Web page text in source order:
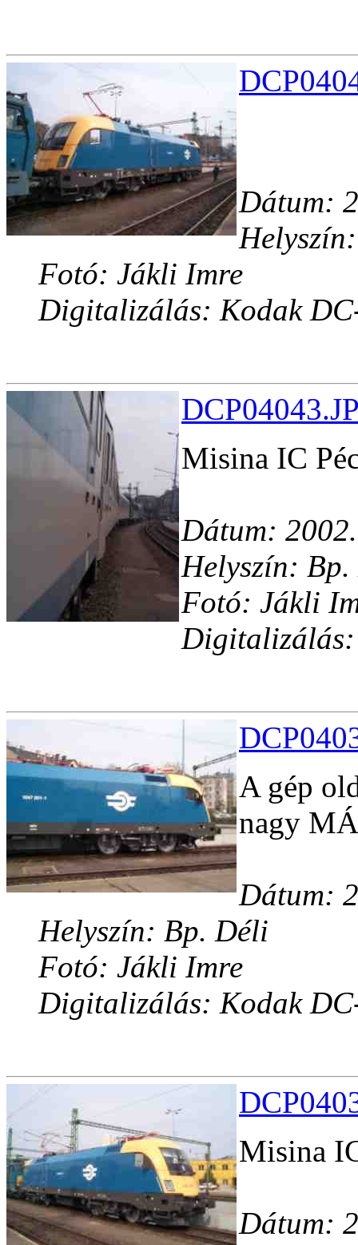
Dátum:
Fotó: Jákli Imre
Digitalizálás: Kodak
Misina IC
Dátum:
Helyszín:
Fotó: Jákli
A gép
nagy
Dátum:
Helyszín: Bp. Déli
Fotó: Jákli Imre
Digitalizálás: Kodak
Misina
Dátum: